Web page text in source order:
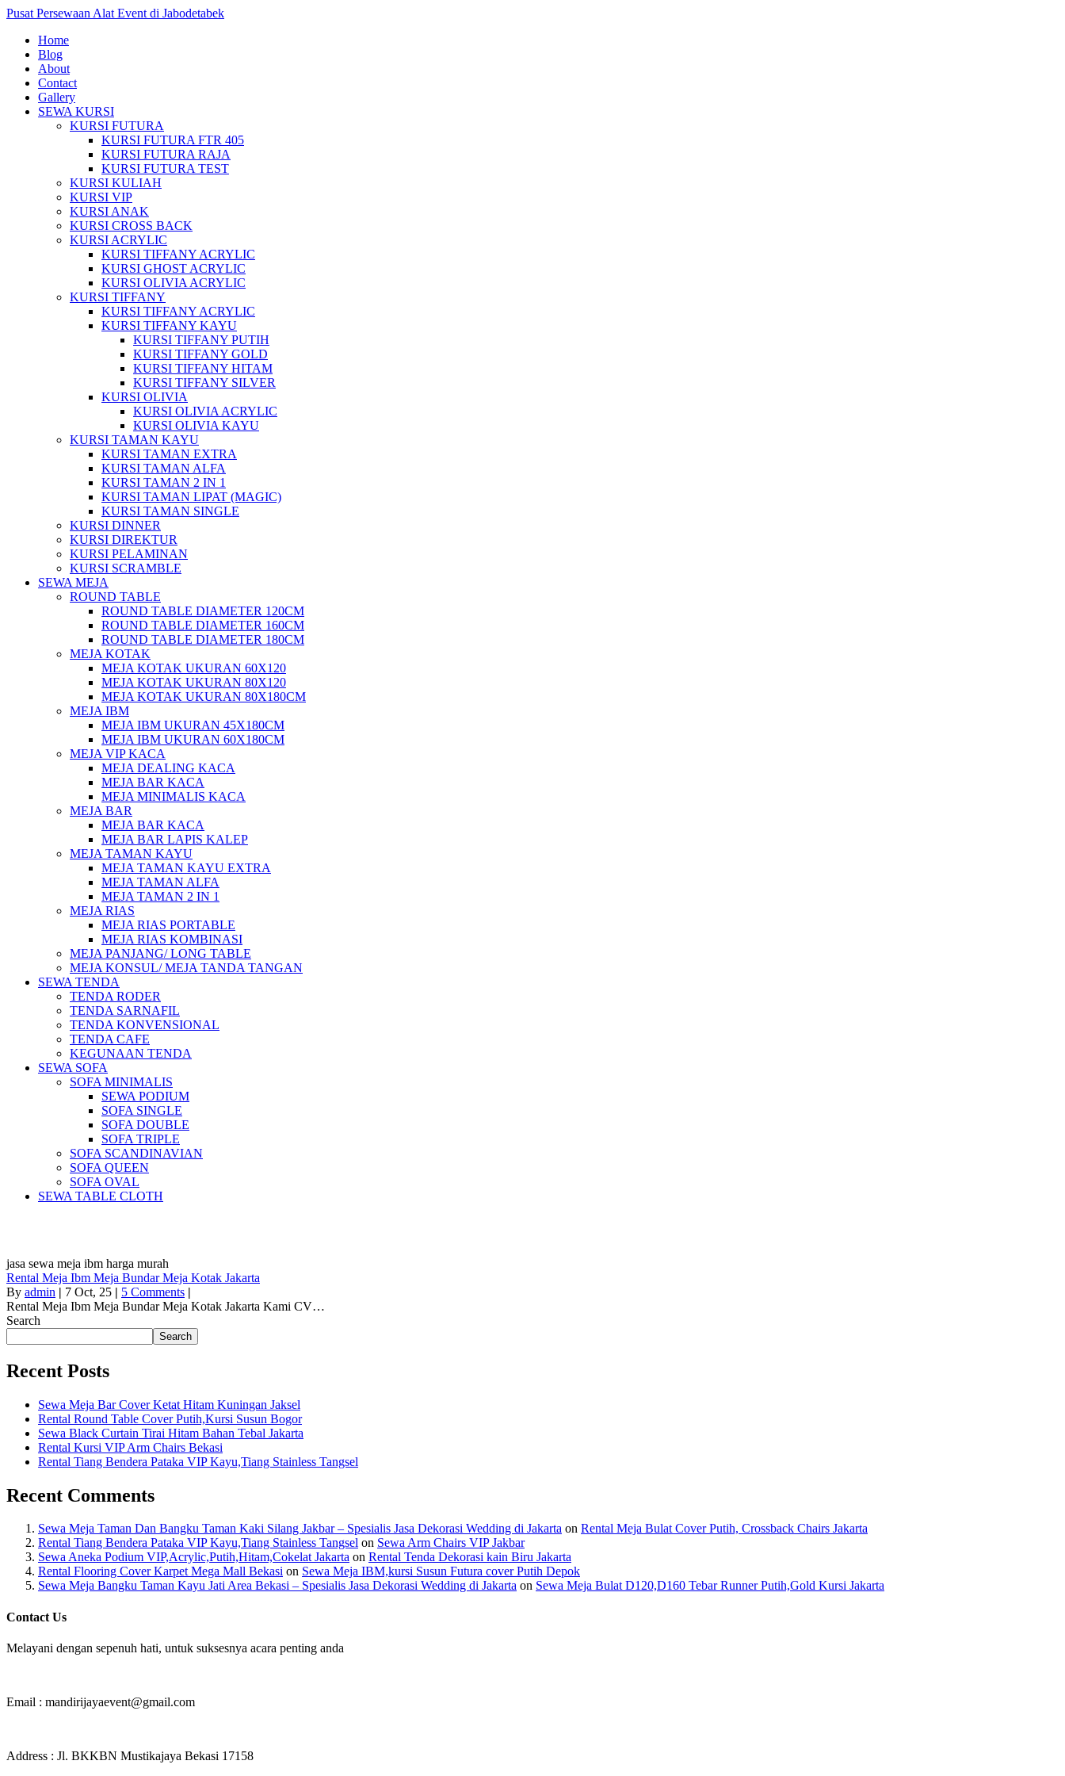
Pusat Persewaan Alat Event di Jabodetabek
Home
Blog
About
Contact
Gallery
SEWA KURSI
KURSI FUTURA
KURSI FUTURA FTR 405
KURSI FUTURA RAJA
KURSI FUTURA TEST
KURSI KULIAH
KURSI VIP
KURSI ANAK
KURSI CROSS BACK
KURSI ACRYLIC
KURSI TIFFANY ACRYLIC
KURSI GHOST ACRYLIC
KURSI OLIVIA ACRYLIC
KURSI TIFFANY
KURSI TIFFANY ACRYLIC
KURSI TIFFANY KAYU
KURSI TIFFANY PUTIH
KURSI TIFFANY GOLD
KURSI TIFFANY HITAM
KURSI TIFFANY SILVER
KURSI OLIVIA
KURSI OLIVIA ACRYLIC
KURSI OLIVIA KAYU
KURSI TAMAN KAYU
KURSI TAMAN EXTRA
KURSI TAMAN ALFA
KURSI TAMAN 2 IN 1
KURSI TAMAN LIPAT (MAGIC)
KURSI TAMAN SINGLE
KURSI DINNER
KURSI DIREKTUR
KURSI PELAMINAN
KURSI SCRAMBLE
SEWA MEJA
ROUND TABLE
ROUND TABLE DIAMETER 120CM
ROUND TABLE DIAMETER 160CM
ROUND TABLE DIAMETER 180CM
MEJA KOTAK
MEJA KOTAK UKURAN 60X120
MEJA KOTAK UKURAN 80X120
MEJA KOTAK UKURAN 80X180CM
MEJA IBM
MEJA IBM UKURAN 45X180CM
MEJA IBM UKURAN 60X180CM
MEJA VIP KACA
MEJA DEALING KACA
MEJA BAR KACA
MEJA MINIMALIS KACA
MEJA BAR
MEJA BAR KACA
MEJA BAR LAPIS KALEP
MEJA TAMAN KAYU
MEJA TAMAN KAYU EXTRA
MEJA TAMAN ALFA
MEJA TAMAN 2 IN 1
MEJA RIAS
MEJA RIAS PORTABLE
MEJA RIAS KOMBINASI
MEJA PANJANG/ LONG TABLE
MEJA KONSUL/ MEJA TANDA TANGAN
SEWA TENDA
TENDA RODER
TENDA SARNAFIL
TENDA KONVENSIONAL
TENDA CAFE
KEGUNAAN TENDA
SEWA SOFA
SOFA MINIMALIS
SEWA PODIUM
SOFA SINGLE
SOFA DOUBLE
SOFA TRIPLE
SOFA SCANDINAVIAN
SOFA QUEEN
SOFA OVAL
SEWA TABLE CLOTH
jasa sewa meja ibm harga murah
Rental Meja Ibm Meja Bundar Meja Kotak Jakarta
By admin | 7 Oct, 25 | 5 Comments |
Rental Meja Ibm Meja Bundar Meja Kotak Jakarta Kami CV…
Search
Search
Recent Posts
Sewa Meja Bar Cover Ketat Hitam Kuningan Jaksel
Rental Round Table Cover Putih,Kursi Susun Bogor
Sewa Black Curtain Tirai Hitam Bahan Tebal Jakarta
Rental Kursi VIP Arm Chairs Bekasi
Rental Tiang Bendera Pataka VIP Kayu,Tiang Stainless Tangsel
Recent Comments
Sewa Meja Taman Dan Bangku Taman Kaki Silang Jakbar – Spesialis Jasa Dekorasi Wedding di Jakarta on Rental Meja Bulat Cover Putih, Crossback Chairs Jakarta
Rental Tiang Bendera Pataka VIP Kayu,Tiang Stainless Tangsel on Sewa Arm Chairs VIP Jakbar
Sewa Aneka Podium VIP,Acrylic,Putih,Hitam,Cokelat Jakarta on Rental Tenda Dekorasi kain Biru Jakarta
Rental Flooring Cover Karpet Mega Mall Bekasi on Sewa Meja IBM,kursi Susun Futura cover Putih Depok
Sewa Meja Bangku Taman Kayu Jati Area Bekasi – Spesialis Jasa Dekorasi Wedding di Jakarta on Sewa Meja Bulat D120,D160 Tebar Runner Putih,Gold Kursi Jakarta
Contact Us
Melayani dengan sepenuh hati, untuk suksesnya acara penting anda
Email : mandirijayaevent@gmail.com
Address : Jl. BKKBN Mustikajaya Bekasi 17158